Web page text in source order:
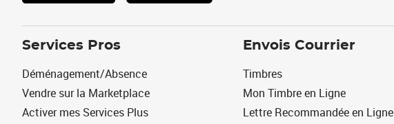
Services Pros
Déménagement/Absence
Vendre sur la Marketplace
Activer mes Services Plus
Envois Courrier
Timbres
Mon Timbre en Ligne
Lettre Recommandée en Ligne